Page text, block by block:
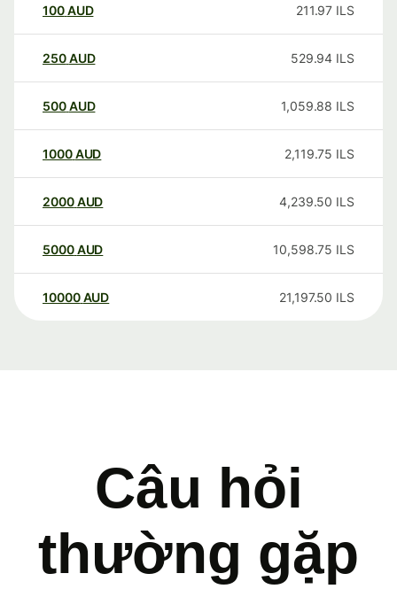
100AUD 211.97 ILS
250AUD 529.94 ILS
500AUD 1,059.88 ILS
1000AUD 2,119.75 ILS
2000AUD 4,239.50 ILS
5000AUD 10,598.75 ILS
10000 AUD 21,197.50 ILS
Câu hỏi
thường gặp